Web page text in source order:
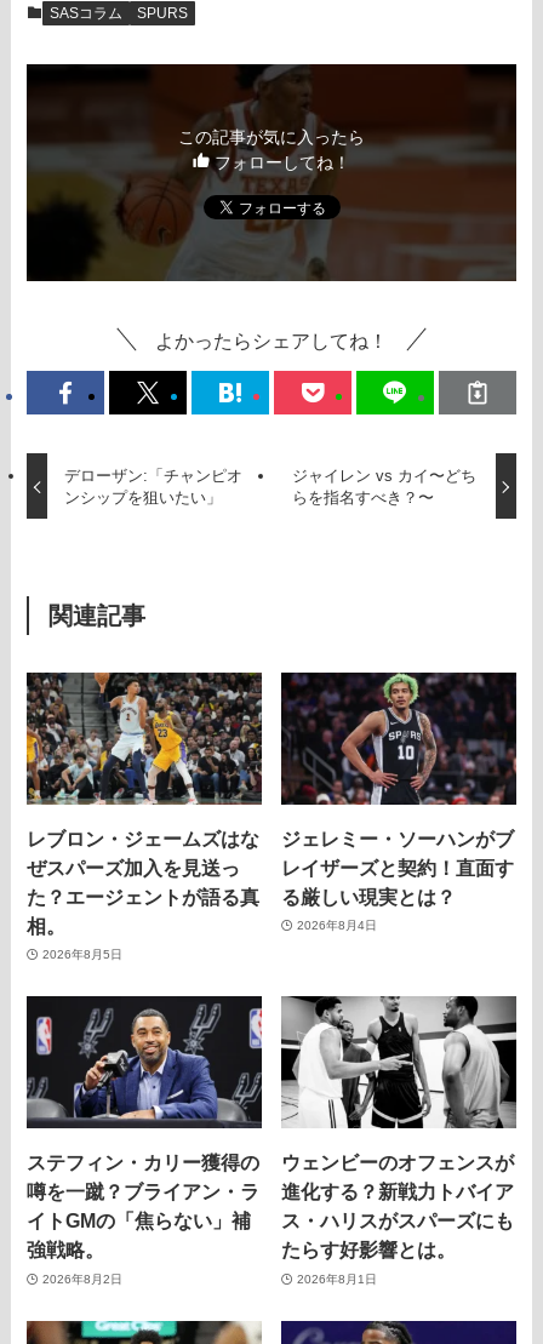
SASコラム SPURS
この記事が気に入ったら
フォローしてね！
よかったらシェアしてね！
デローザン:「チャンピオ
ンシップを狙いたい」
ジャイレン vs カイ〜どち
らを指名すべき？〜
関連記事
レブロン・ジェームズはな
ぜスパーズ加入を見送っ
た？エージェントが語る真
相。
2026年8月5日
ジェレミー・ソーハンがブ
レイザーズと契約！直面す
る厳しい現実とは？
2026年8月4日
ステフィン・カリー獲得の
噂を一蹴？ブライアン・ラ
イトGMの「焦らない」補
強戦略。
2026年8月2日
ウェンビーのオフェンスが
進化する？新戦力トバイア
ス・ハリスがスパーズにも
たらす好影響とは。
2026年8月1日